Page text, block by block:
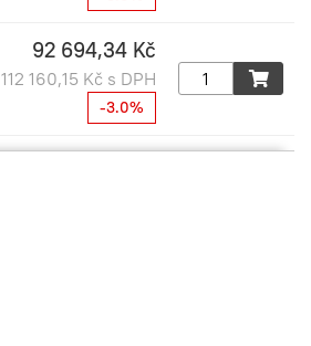
92 694,34 Kč
112 160,15 Kč s DPH
-3.0%